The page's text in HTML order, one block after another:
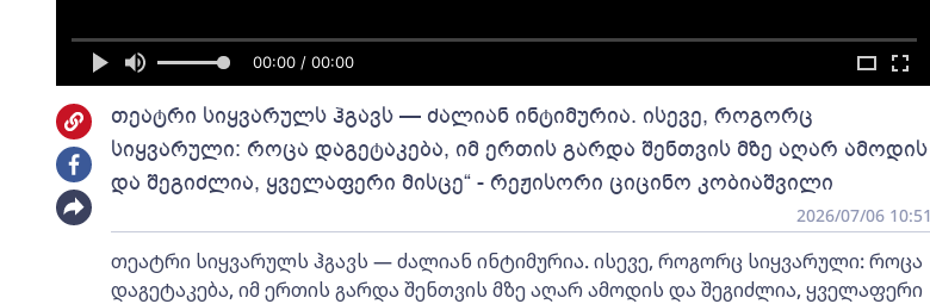
00:00 / 00:00
თეატრი სიყვარულს ჰგავს — ძალიან ინტიმურია. ისევე, როგორც
სიყვარული: როცა დაგეტაკება, იმ ერთის გარდა შენთვის მზე აღარ ამოდის
და შეგიძლია, ყველაფერი მისცე“ - რეჟისორი ციცინო კობიაშვილი
2026/07/06 10:51
თეატრი სიყვარულს ჰგავს — ძალიან ინტიმურია. ისევე, როგორც სიყვარული: როცა
დაგეტაკება, იმ ერთის გარდა შენთვის მზე აღარ ამოდის და შეგიძლია, ყველაფერი